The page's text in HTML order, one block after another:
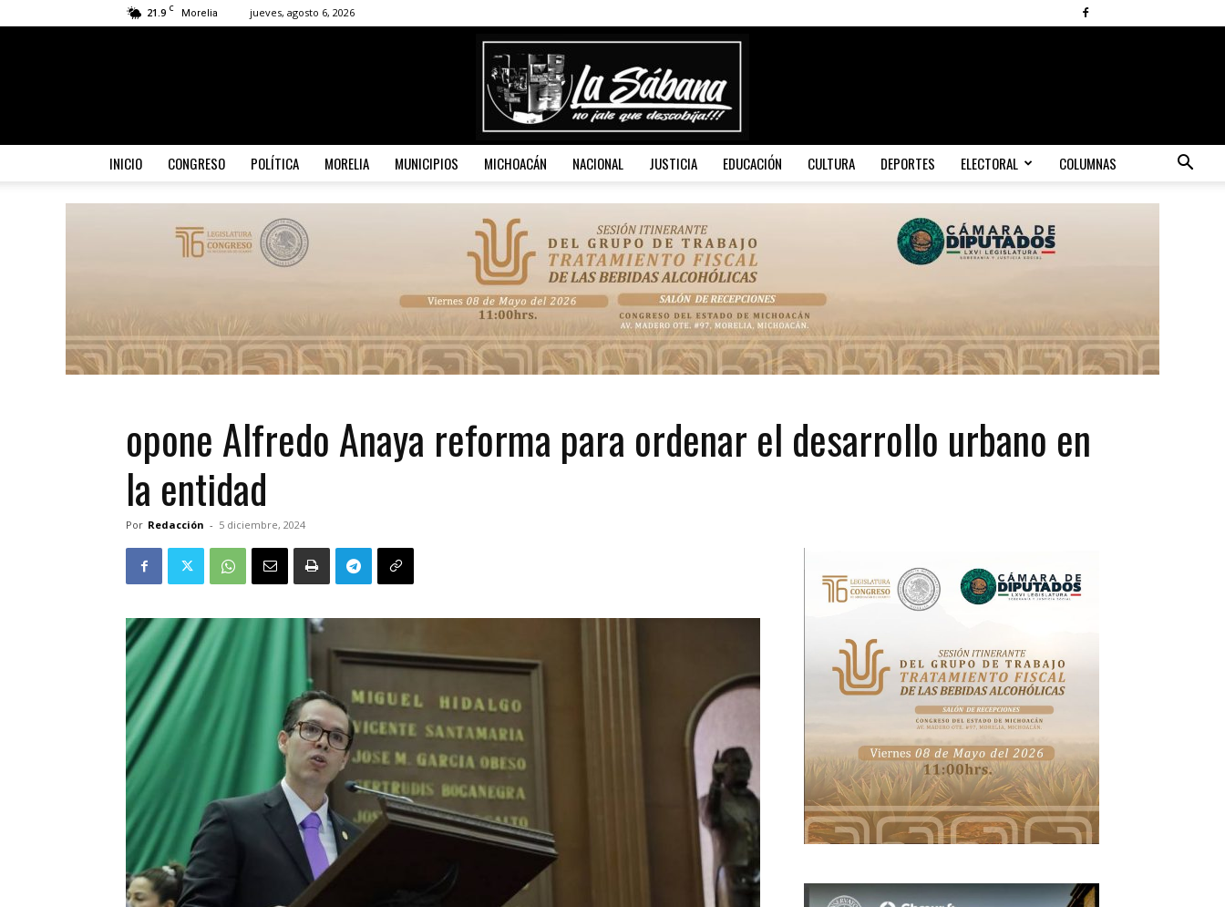
21.9 C Morelia jueves, agosto 6, 2026
Sábana
INICIO CONGRESO POLÍTICA MORELIA MUNICIPIOS MICHOACÁN NACIONAL JUSTICIA EDUCACIÓN CULTURA DEPORTES ELECTORAL COLUMNAS
opone Alfredo Anaya reforma para ordenar el desarrollo urbano en
la entidad
Por Redacción - 5 diciembre, 2024